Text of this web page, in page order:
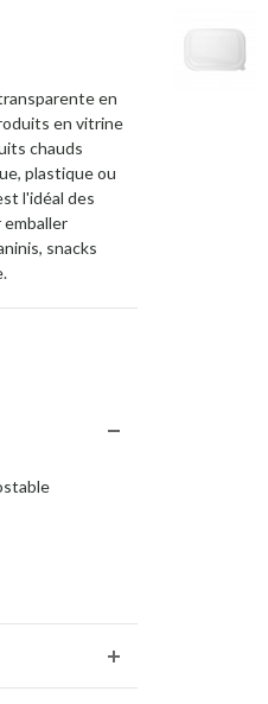
en
en vitrine
chauds
plastique ou
l'idéal des
snacks